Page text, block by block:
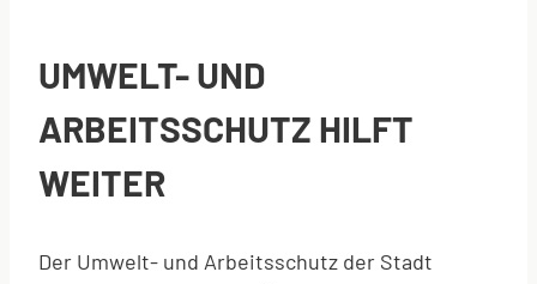
UMWELT- UND
ARBEITSSCHUTZ HILFT
WEITER
Der Umwelt- und Arbeitsschutz der Stadt